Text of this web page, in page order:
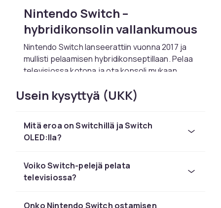
Nintendo Switch –
hybridikonsolin vallankumous
Nintendo Switch lanseerattiin vuonna 2017 ja
mullisti pelaamisen hybridikonseptillaan. Pelaa
televisiossa kotona ja ota konsoli mukaan
Con-ohjaimet voidaan käyttää kolmella tavalla:
kiinnitettynä konsoliin, erillisinä ohjaimina tai
Switch OLED ja pelikirjasto
valinta käsipelaamiseen. Switch-kirjastoon
kuuluvat Mario Kart 8 Deluxe, Zelda: Breath of
Odyssey, Animal Crossing ja Pokémon-sarja.
Usein kysyttyä (UKK)
Mitä eroa on Switchillä ja Switch
OLED:lla?
Voiko Switch-pelejä pelata
televisiossa?
Onko Nintendo Switch ostamisen